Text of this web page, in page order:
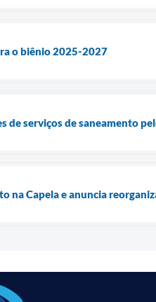
o biênio 2025-2027
de serviços de saneamento
na Capela e anuncia